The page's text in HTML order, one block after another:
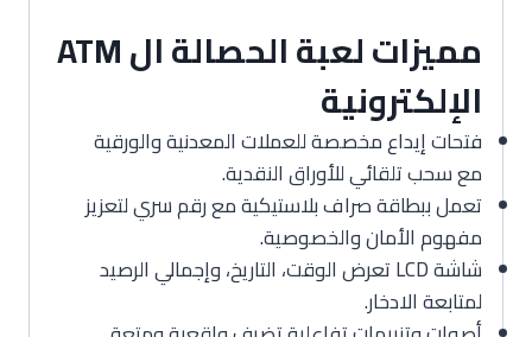
مميزات لعبة الحصالة ال ATM
الإلكترونية
فتحات إيداع مخصصة للعملات المعدنية والورقية
مع سحب تلقائي للأوراق النقدية.
تعمل ببطاقة صراف بلاستيكية مع رقم سري لتعزيز
مفهوم الأمان والخصوصية.
شاشة LCD تعرض الوقت، التاريخ، وإجمالي الرصيد
لمتابعة الادخار.